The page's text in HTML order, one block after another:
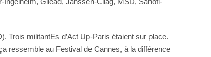
Trois militantEs d’Act Up-Paris étaient sur place.
ressemble au Festival de Cannes, à la différence